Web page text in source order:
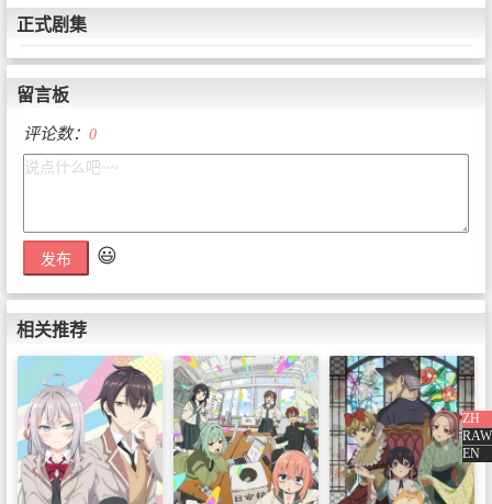
ZH
RAW
EN
正式剧集
第2话 城南足球队 / 三人组 / 三位
第3话 光岳剧团！之卷 / 泉莉子千
钧一发！/ 面包店 / 善意革命 / 纸
扇和秘密基地 / 我们都是好伙伴！
清新的三班！
首播：2025-07-20
留言板
评论数： 0
发布 😃
相关推荐